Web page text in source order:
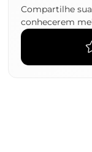
Compartilhe
conhecerem